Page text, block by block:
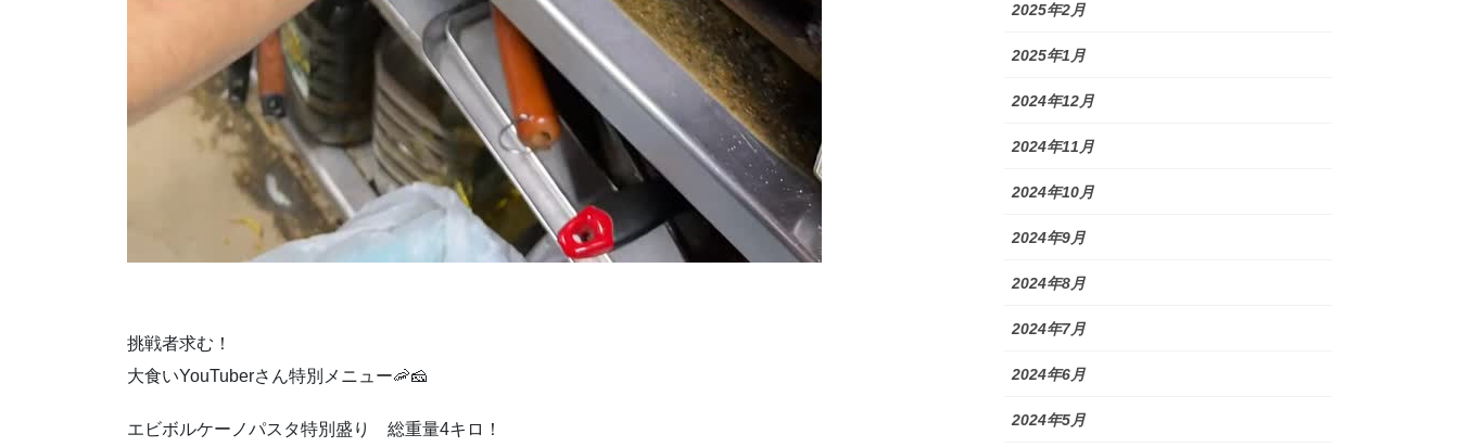
挑戦者求む！
大食いYouTuberさん特別メニュー🦐🧀
エビボルケーノパスタ特別盛り 総重量4キロ！
2025年2月
2025年1月
2024年12月
2024年11月
2024年10月
2024年9月
2024年8月
2024年7月
2024年6月
2024年5月